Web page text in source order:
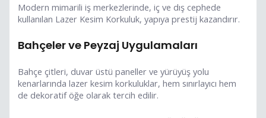
Modern mimarili iş merkezlerinde, iç ve dış cephede
kullanılan Lazer Kesim Korkuluk, yapıya prestij kazandırır.
Bahçeler ve Peyzaj Uygulamaları
Bahçe çitleri, duvar üstü paneller ve yürüyüş yolu
kenarlarında lazer kesim korkuluklar, hem sınırlayıcı hem
de dekoratif öğe olarak tercih edilir.